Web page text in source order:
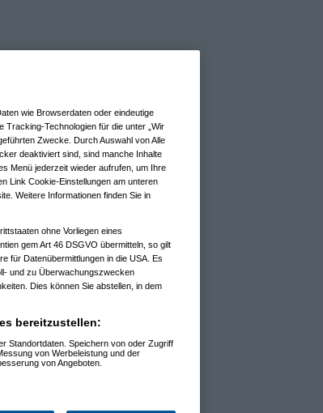
wie Browserdaten oder eindeutige
Tracking-Technologien für die unter „Wir
Zwecke. Durch Auswahl von Alle
deaktiviert sind, sind manche Inhalte
Menü jederzeit wieder aufrufen, um Ihre
Link Cookie-Einstellungen am unteren
Weitere Informationen finden Sie in
ohne Vorliegen eines
gem Art 46 DSGVO übermitteln, so gilt
für Datenübermittlungen in die USA. Es
und zu Überwachungszwecken
Dies können Sie abstellen, in dem
bereitzustellen:
Standortdaten. Speichern von oder Zugriff
von Werbeleistung und der
von Angeboten.